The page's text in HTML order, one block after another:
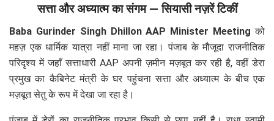
सत्ता और अध्यात्म का संगम — सियासी नज़रें टिकीं
Baba Gurinder Singh Dhillon AAP Minister Meeting को
महज़ एक धार्मिक यात्रा नहीं माना जा रहा। पंजाब के मौजूदा राजनीतिक
परिदृश्य में जहाँ सत्ताधारी AAP अपनी ज़मीन मज़बूत कर रही है, वहीं डेरा
प्रमुख का कैबिनेट मंत्री के घर पहुंचना सत्ता और अध्यात्म के बीच एक
मज़बूत सेतु के रूप में देखा जा रहा है।